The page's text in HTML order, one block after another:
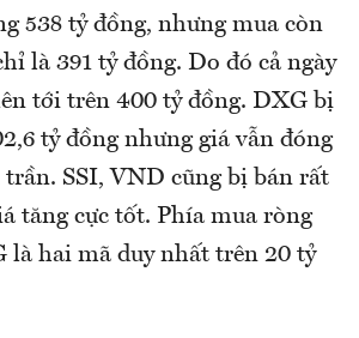
538 tỷ đồng, nhưng mua còn
là 391 tỷ đồng. Do đó cả ngày
tới trên 400 tỷ đồng. DXG bị
tỷ đồng nhưng giá vẫn đóng
trần. SSI, VND cũng bị bán rất
tăng cực tốt. Phía mua ròng
là hai mã duy nhất trên 20 tỷ